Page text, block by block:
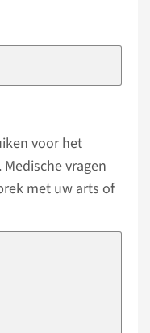
voor het
vragen
met uw arts of